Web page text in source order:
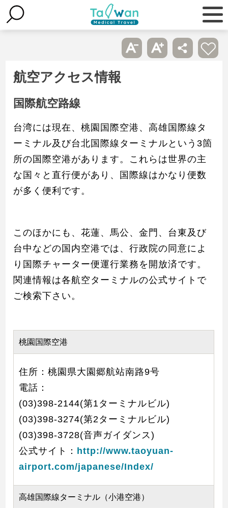
航空アクセス情報
国際航空路線
台湾には現在、桃園国際空港、高雄国際線タ
ーミナル及び台北国際線ターミナルという3箇
所の国際空港があります。これらは世界の主
な国々と直行便があり、国際線はかなり便数
が多く便利です。
このほかにも、花蓮、馬公、金門、台東及び
台中などの国内空港では、行政院の同意によ
り国際チャーター便運行業務を開放済です。
関連情報は各航空ターミナルの公式サイトで
ご検索下さい。
桃園国際空港
住所：桃園県大園郷航站南路9号
電話：
(03)398-2144(第1ターミナルビル)
(03)398-3274(第2ターミナルビル)
(03)398-3728(音声ガイダンス)
公式サイト： http://www.taoyuan-
airport.com/japanese/Index/
高雄国際線ターミナル（小港空港）